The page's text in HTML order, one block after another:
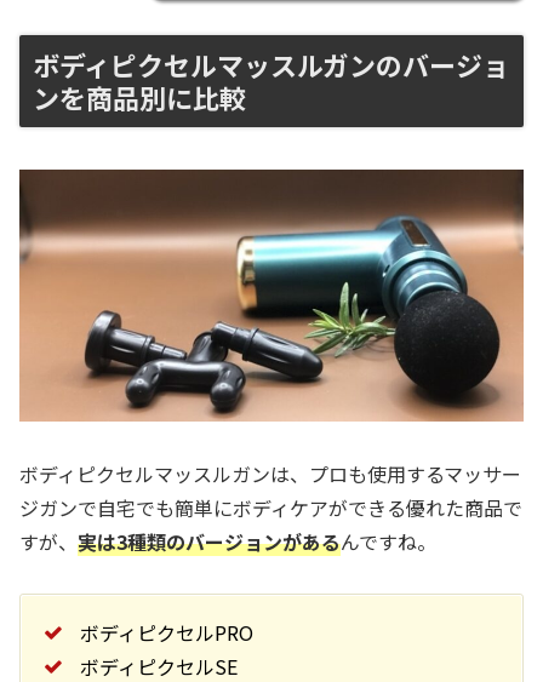
ボディピクセルマッスルガンのバージョ
ンを商品別に比較
ボディピクセルマッスルガンは、プロも使用するマッサー
ジガンで自宅でも簡単にボディケアができる優れた商品で
すが、 実は3種類のバージョンがあるんですね。
ボディピクセルPRO
ボディピクセルSE